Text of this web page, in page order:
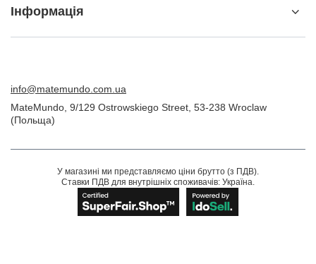
Інформація
info@matemundo.com.ua
MateMundo 9/129 Ostrowskiego Street 53-238 Wroclaw
(Польща)
У магазині ми представляємо ціни брутто (з ПДВ).
Ставки ПДВ для внутрішніх споживачів: Україна.